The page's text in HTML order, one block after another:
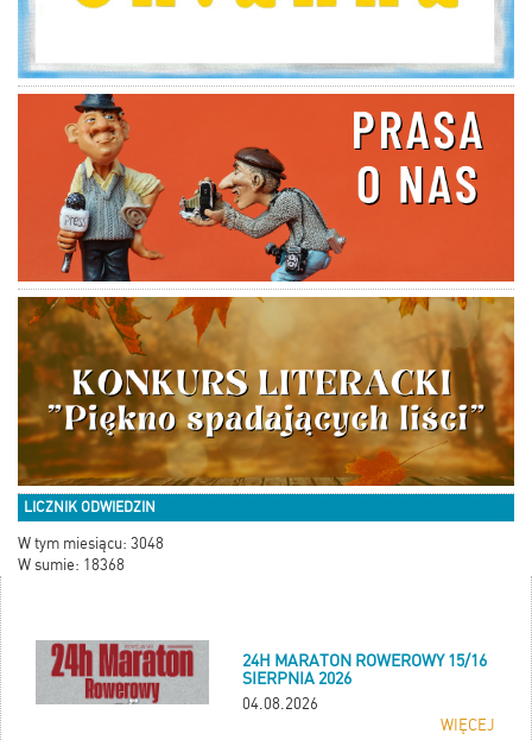
LICZNIK ODWIEDZIN
W tym miesiącu: 3048
W sumie: 18368
24H MARATON ROWEROWY 15/16
SIERPNIA 2026
04.08.2026
WIĘCEJ